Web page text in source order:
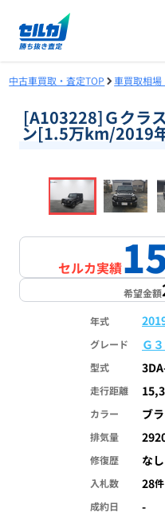
中古車買取・査定TOP 車買取相
[A103228]Ｇクラ
ン[1.5万km/2019
セルカ実績
希望金額
年式
グレード
Ｇ
型式
走行距離
カラー
ブ
排気量
修復歴
なし
入札数 28件
成約日
-